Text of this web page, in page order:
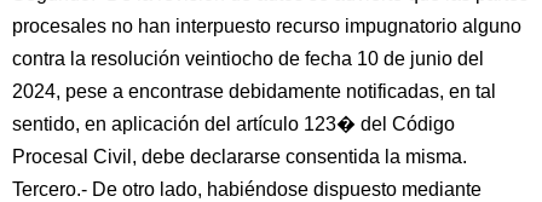
procesales no han interpuesto recurso impugnatorio alguno
contra la resolución veintiocho de fecha 10 de junio del
2024, pese a encontrase debidamente notificadas, en tal
sentido, en aplicación del artículo 123� del Código
Procesal Civil, debe declararse consentida la misma.
Tercero.- De otro lado, habiéndose dispuesto mediante